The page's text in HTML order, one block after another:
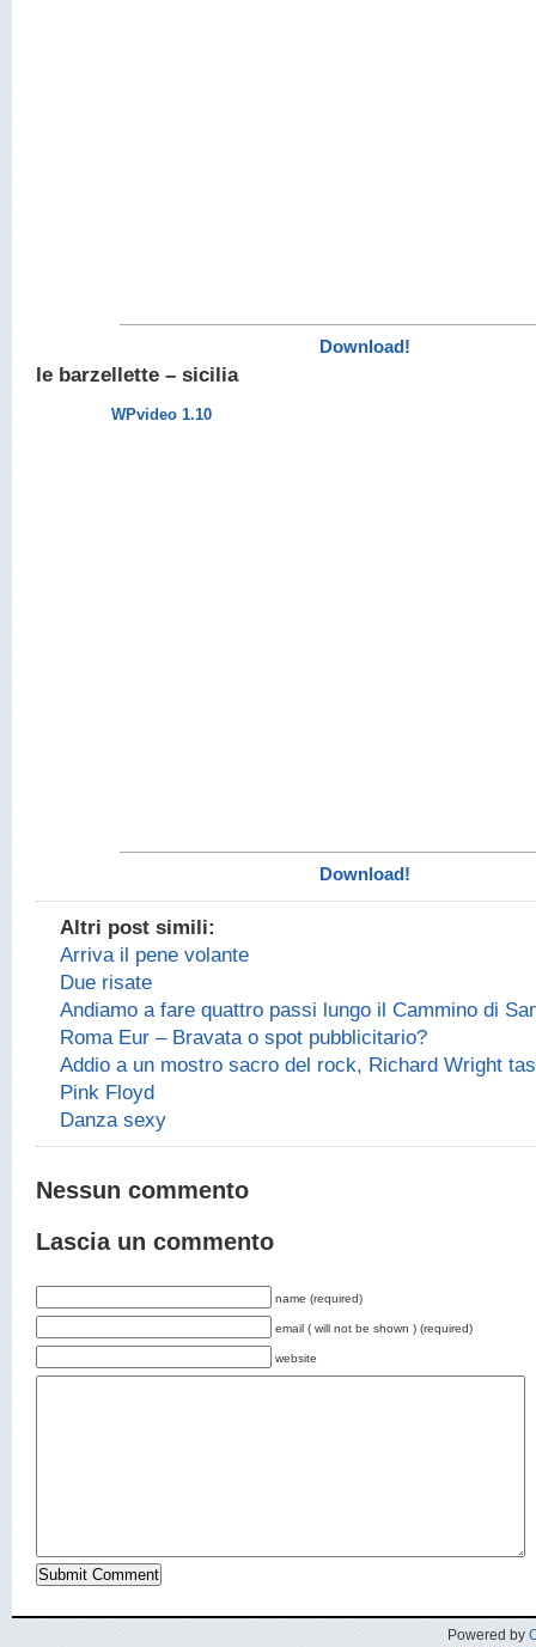
Download!
le barzellette – sicilia
WPvideo 1.10
Download!
Altri post simili:
Arriva il pene volante
Due risate
Andiamo a fare quattro passi lungo il Cammino di
Roma Eur – Bravata o spot pubblicitario?
Addio a un mostro sacro del rock, Richard Wright
Pink Floyd
Danza sexy
Nessun commento
Lascia un commento
name (required)
email ( will not be shown ) (required)
website
Powered by